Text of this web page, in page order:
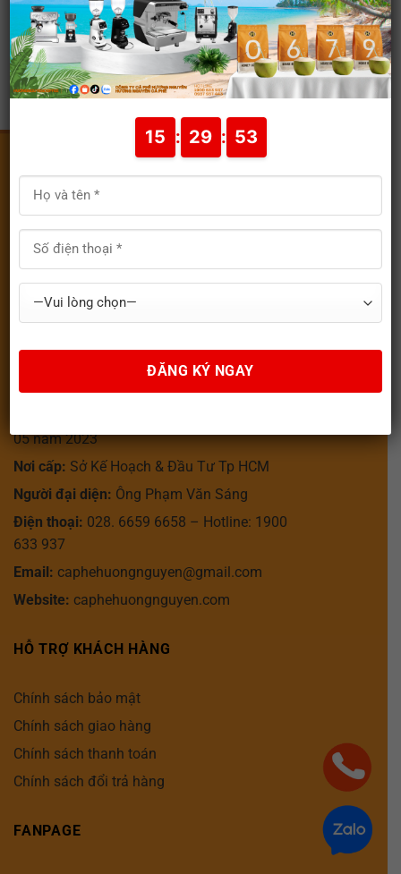
Cà Phê Hương Nguyên: Gìn Giữ Trọn Vẹn Hương Vị Cà
Phê Nguyên Bản
CÔNG TY TNHH SẢN XUẤT THƯƠNG MẠI DỊCH VỤ
TRÀ CÀ PHÊ HƯƠNG NGUYÊN
Văn phòng đại diện:
Phường 13 – Quận Gò Vấp – TP HCM
Nhà máy sản xuất:
0309263678
Đăng ký lần đầu:ngày 05 tháng 08 năm 2009
05 năm 2023
Nơi cấp: Sở Kế Hoạch & Đầu Tư Tp HCM
Người đại diện: Ông Phạm Văn Sáng
Điện thoại: 028. 6659 6658 – Hotline: 1900
633 937
Email: caphehuongnguyen@gmail.com
Website: caphehuongnguyen.com
HỖ TRỢ KHÁCH HÀNG
Chính sách bảo mật
Chính sách giao hàng
Chính sách thanh toán
Chính sách đổi trả hàng
FANPAGE
15 : 29 : 53